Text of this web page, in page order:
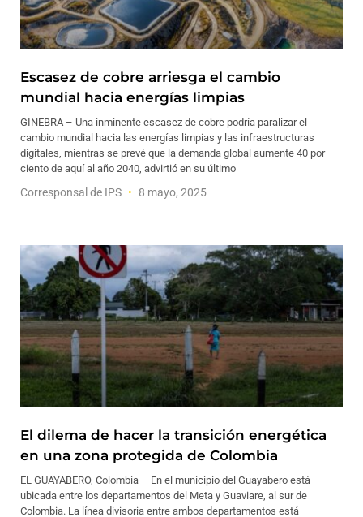
Escasez de cobre arriesga el cambio
mundial hacia energías limpias
GINEBRA – Una inminente escasez de cobre podría paralizar el
cambio mundial hacia las energías limpias y las infraestructuras
digitales, mientras se prevé que la demanda global aumente 40 por
ciento de aquí al año 2040, advirtió en su último
Corresponsal de IPS 8 mayo, 2025
El dilema de hacer la transición energética
en una zona protegida de Colombia
EL GUAYABERO, Colombia – En el municipio del Guayabero está
ubicada entre los departamentos del Meta y Guaviare, al sur de
Colombia. La línea divisoria entre ambos departamentos está